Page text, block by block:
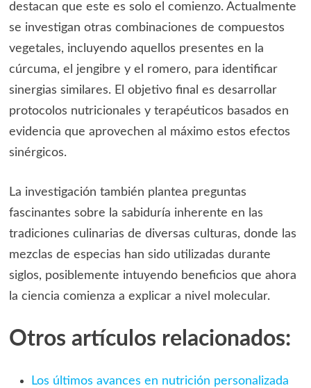
destacan que este es solo el comienzo. Actualmente
se investigan otras combinaciones de compuestos
vegetales, incluyendo aquellos presentes en la
cúrcuma, el jengibre y el romero, para identificar
sinergias similares. El objetivo final es desarrollar
protocolos nutricionales y terapéuticos basados en
evidencia que aprovechen al máximo estos efectos
sinérgicos.
La investigación también plantea preguntas
fascinantes sobre la sabiduría inherente en las
tradiciones culinarias de diversas culturas, donde las
mezclas de especias han sido utilizadas durante
siglos, posiblemente intuyendo beneficios que ahora
la ciencia comienza a explicar a nivel molecular.
Otros artículos relacionados:
Los últimos avances en nutrición personalizada